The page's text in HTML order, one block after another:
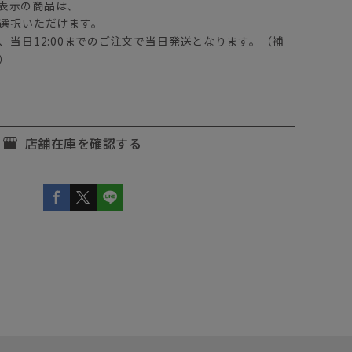
示の商品は、
択いただけます。
当日12:00までのご注文で当日発送となります。（補